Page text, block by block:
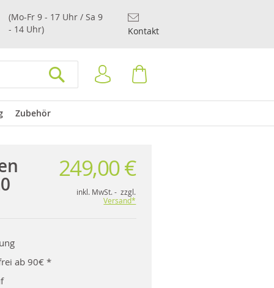
(Mo-Fr 9 - 17 Uhr / Sa 9
- 14 Uhr)
Kontakt
Anmelden
Zubehör
249,00 €
inkl. MwSt. - zzgl.
Versand*
ab 90€ *